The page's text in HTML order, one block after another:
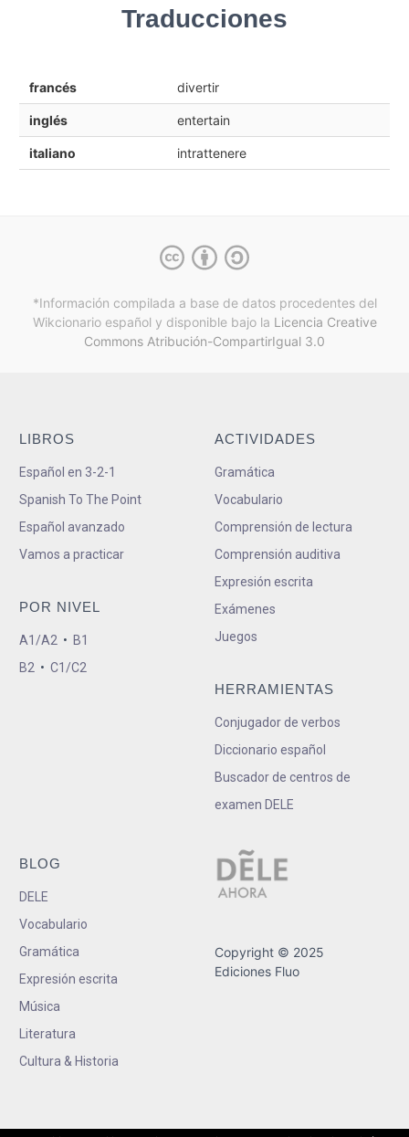
Traducciones
francés divertir
inglés entertain
italiano intrattenere
*Información compilada a base de datos procedentes del
Wikcionario español y disponible bajo la Licencia Creative
Commons Atribución-CompartirIgual 3.0
LIBROS
Español en 3-2-1
Spanish To The Point
Español avanzado
Vamos a practicar
POR NIVEL
A1/A2 • B1
B2 • C1/C2
ACTIVIDADES
Gramática
Vocabulario
Comprensión de lectura
Comprensión auditiva
Expresión escrita
Exámenes
Juegos
HERRAMIENTAS
Conjugador de verbos
Diccionario español
Buscador de centros de
examen DELE
BLOG
DELE
Vocabulario
Gramática
Expresión escrita
Música
Literatura
Cultura & Historia
Copyright © 2025
Ediciones Fluo